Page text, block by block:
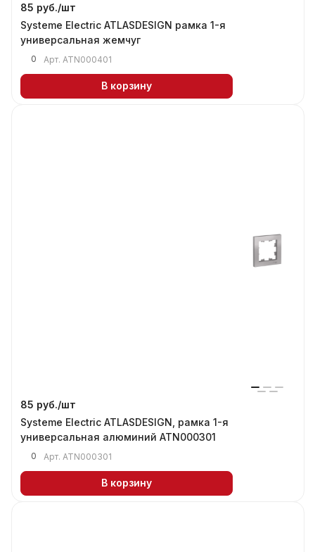
85 руб./шт
Systeme Electric ATLASDESIGN рамка 1-я
универсальная жемчуг
0 Арт. ATN000401
В корзину
85 руб./шт
Systeme Electric ATLASDESIGN, рамка 1-я
универсальная алюминий ATN000301
0 Арт. ATN000301
В корзину